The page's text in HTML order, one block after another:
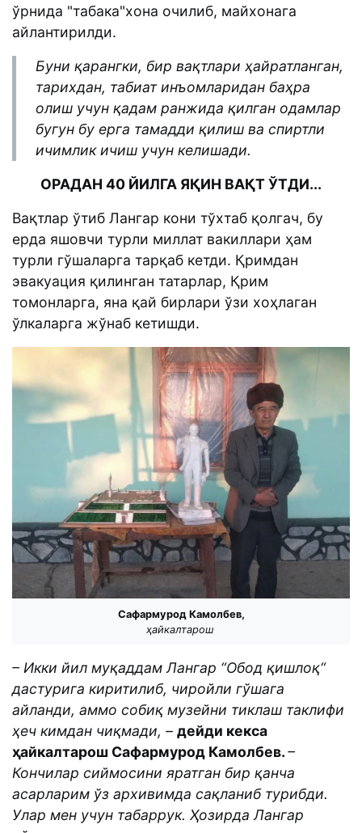
ўрнида "табака"хона очилиб, майхонага
айлантирилди.
Буни қарангки, бир вақтлари ҳайратланган,
тарихдан, табиат инъомларидан баҳра
олиш учун қадам ранжида қилган одамлар
бугун бу ерга тамадди қилиш ва спиртли
ичимлик ичиш учун келишади.
ОРАДАН 40 ЙИЛГА ЯҚИН ВАҚТ ЎТДИ...
Вақтлар ўтиб Лангар кони тўхтаб қолгач, бу
ерда яшовчи турли миллат вакиллари ҳам
турли гўшаларга тарқаб кетди. Қримдан
эвакуация қилинган татарлар, Қрим
томонларга, яна қай бирлари ўзи хоҳлаган
ўлкаларга жўнаб кетишди.
Сафармурод Камолбев,
ҳайкалтарош
– Икки йил муқаддам Лангар “Обод қишлоқ“
дастурига киритилиб, чиройли гўшага
айланди, аммо собиқ музейни тиклаш таклифи
ҳеч кимдан чиқмади, – дейди кекса
ҳайкалтарош Сафармурод Камолбев.–
Кончилар сиймосини яратган бир қанча
асарларим ўз архивимда сақланиб турибди.
Улар мен учун табаррук. Ҳозирда Лангар